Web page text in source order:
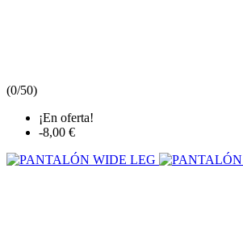
(0/50)
¡En oferta!
-8,00 €